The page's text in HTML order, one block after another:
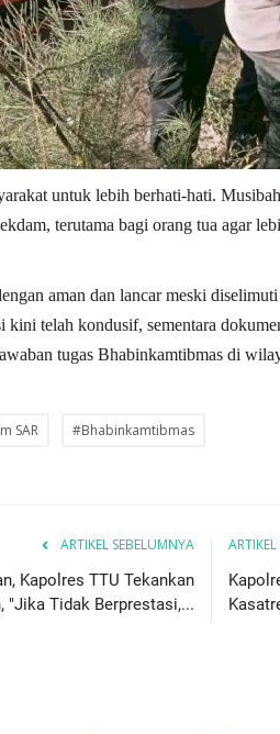
untuk lebih berhati-hati.
terutama bagi orang tua agar
aman dan lancar meski
kini telah kondusif, sementara
tugas Bhabinkamtibmas di
SAR #Bhabinkamtibmas
ARTIKEL SEBELUMNYA
Kapolres TTU Tekankan
"Jika Tidak Berprestasi,...